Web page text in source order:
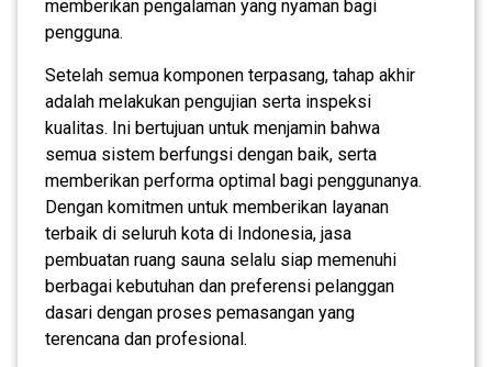
memberikan pengalaman yang nyaman bagi
pengguna.
Setelah semua komponen terpasang, tahap akhir
adalah melakukan pengujian serta inspeksi
kualitas. Ini bertujuan untuk menjamin bahwa
semua sistem berfungsi dengan baik, serta
memberikan performa optimal bagi penggunanya.
Dengan komitmen untuk memberikan layanan
terbaik di seluruh kota di Indonesia, jasa
pembuatan ruang sauna selalu siap memenuhi
berbagai kebutuhan dan preferensi pelanggan
dasari dengan proses pemasangan yang
terencana dan profesional.